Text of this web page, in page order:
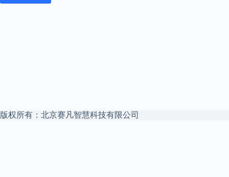
版权所有：北京赛凡智慧科技有限公司